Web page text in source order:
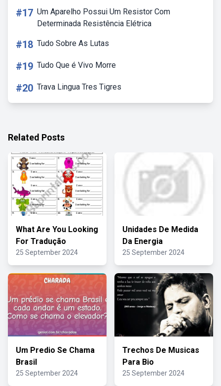
#17 Um Aparelho Possui Um Resistor Com
Determinada Resistência Elétrica
#18 Tudo Sobre As Lutas
#19 Tudo Que é Vivo Morre
#20 Trava Lingua Tres Tigres
Related Posts
What Are You Looking
For Tradução
25 September 2024
Unidades De Medida
Da Energia
25 September 2024
Um Predio Se Chama
Brasil
25 September 2024
Trechos De Musicas
Para Bio
25 September 2024